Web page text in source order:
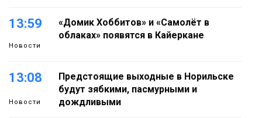
13:59
Новости
«Домик Хоббитов» и «Самолёт в
облаках» появятся в Кайеркане
13:08
Новости
Предстоящие выходные в Норильске
будут зябкими, пасмурными и
дождливыми